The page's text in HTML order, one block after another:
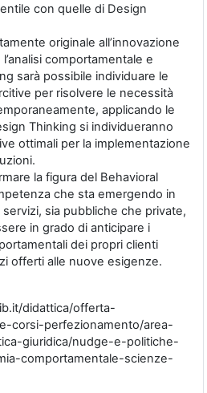
con quelle di Design
originale all’innovazione
comportamentale e
sarà possibile individuare le
per risolvere le necessità
applicando le
Thinking si individueranno
ottimali per la implementazione
la figura del Behavioral
che sta emergendo in
sia pubbliche che private,
in grado di anticipare i
dei propri clienti
offerti alle nuove esigenze.
didattica/offerta-
corsi-perfezionamento/area-
giuridica/nudge-e-politiche-
comportamentale-scienze-